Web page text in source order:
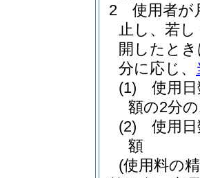
2
使用者が
止し、若
開したと
分に応じ、
(1)
使用
額の2分
(2)
使用
額
(使用料の